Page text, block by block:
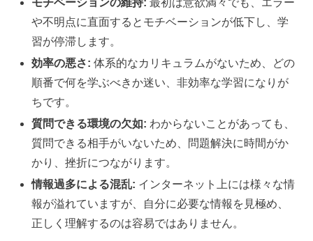
や不明点に直面するとモチベーションが低下し、学
習が停滞します。
効率の悪さ: 体系的なカリキュラムがないため、どの
順番で何を学ぶべきか迷い、非効率な学習になりが
ちです。
質問できる環境の欠如: わからないことがあっても、
質問できる相手がいないため、問題解決に時間がか
かり、挫折につながります。
情報過多による混乱: インターネット上には様々な情
報が溢れていますが、自分に必要な情報を見極め、
正しく理解するのは容易ではありません。